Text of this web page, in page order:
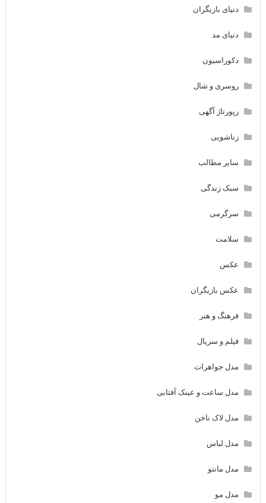
دنیای بازیگران
دنیای مد
دکوراسیون
روسری و شال
رپورتاژ آگهی
زناشویی
سایر مطالب
سبک زندگی
سرگرمی
سلامت
عکس
عکس بازیگران
فرهنگ و هنر
فیلم و سریال
مدل جواهرات
مدل ساعت و عینک آفتابی
مدل لاک ناخن
مدل لباس
مدل مانتو
مدل مو